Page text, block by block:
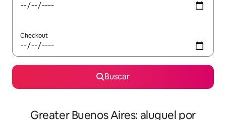
Checkout
Buscar
Greater Buenos Aires: aluguel por